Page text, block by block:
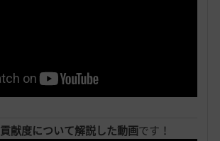
貢献度について解説した動画です！